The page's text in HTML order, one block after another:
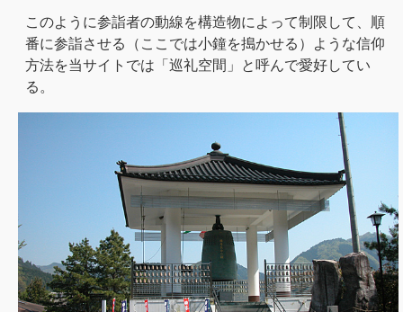
このように参詣者の動線を構造物によって制限して、順
番に参詣させる（ここでは小鐘を搗かせる）ような信仰
方法を当サイトでは「巡礼空間」と呼んで愛好してい
る。